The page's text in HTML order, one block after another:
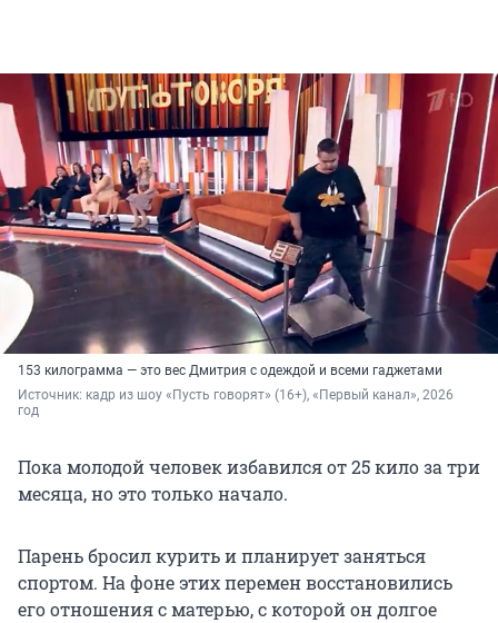
153 килограмма — это вес Дмитрия с одеждой и всеми гаджетами
Источник: кадр из шоу «Пусть говорят» (16+), «Первый канал», 2026
год
Пока молодой человек избавился от 25 кило за три
месяца, но это только начало.
Парень бросил курить и планирует заняться
спортом. На фоне этих перемен восстановились
его отношения с матерью, с которой он долгое